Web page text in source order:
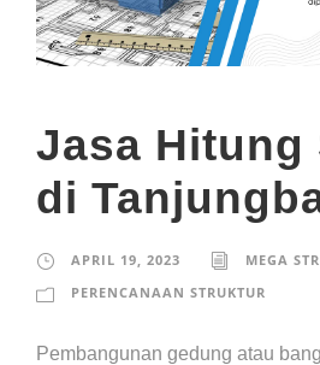
Jasa Hitung
di
APRIL 19, 2023
MEGA
PERENCANAAN STRUKTUR
Pembangunan gedung atau